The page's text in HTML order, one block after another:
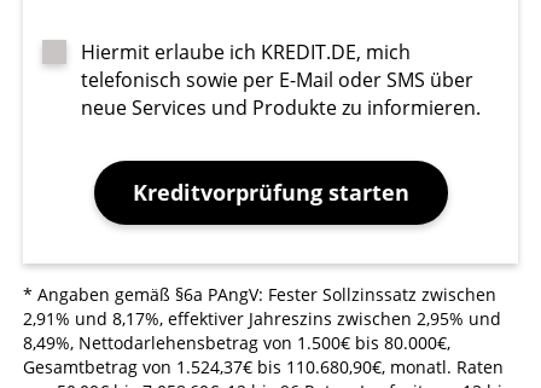
Hiermit erlaube ich KREDIT.DE, mich
telefonisch sowie per E-Mail oder SMS über
neue Services und Produkte zu informieren.
Kreditvorprüfung starten
* Angaben gemäß §6a PAngV: Fester Sollzinssatz zwischen
2,91% und 8,17%, effektiver Jahreszins zwischen 2,95% und
8,49%, Nettodarlehensbetrag von 1.500€ bis 80.000€,
Gesamtbetrag von 1.524,37€ bis 110.680,90€, monatl. Raten